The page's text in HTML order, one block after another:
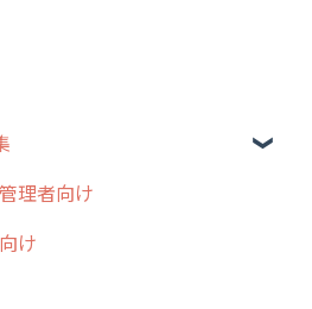
ユーザー編
る質問集
するための設定
すめの使い方
設定方法
管理
）・パフォーマンス
について
いて
いて
・主観について
理者向け
け